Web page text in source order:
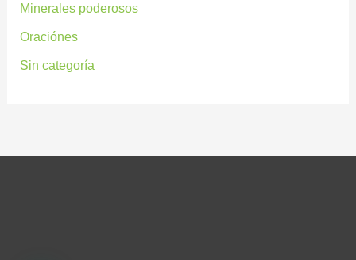
Minerales poderosos
Oraciónes
Sin categoría